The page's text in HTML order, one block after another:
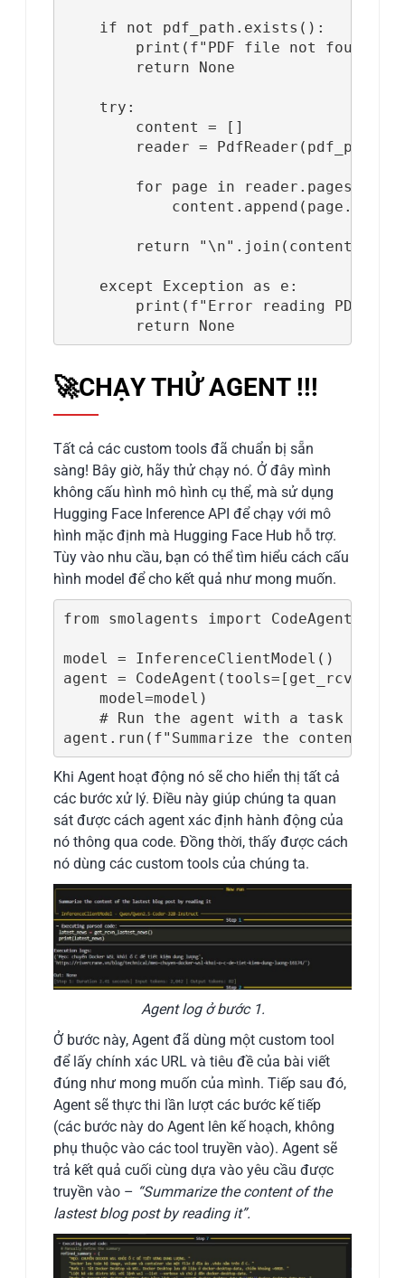
    if not pdf_path.exists():
print(f"PDF file not found:
return None
    try:
        content = []
        reader = PdfReader(pdf_path)
        for page in reader.pages[:2]:
return "\n".join(content)
    except Exception as e:
print(f"Error reading PDF:
        return None
🚀CHẠY THỬ AGENT !!!
Tất cả các custom tools đã chuẩn bị sẵn
sàng! Bây giờ, hãy thử chạy nó. Ở đây mình
không cấu hình mô hình cụ thể, mà sử dụng
Hugging Face Inference API để chạy với mô
hình mặc định mà Hugging Face Hub hỗ trợ.
Tùy vào nhu cầu, bạn có thể tìm hiểu cách cấu
hình model để cho kết quả như mong muốn.
from smolagents import CodeAgent,
model = InferenceClientModel()  #
agent =
    model=model)
    # Run the agent with a task
Khi Agent hoạt động nó sẽ cho hiển thị tất cả
các bước xử lý. Điều này giúp chúng ta quan
sát được cách agent xác định hành động của
nó thông qua code. Đồng thời, thấy được cách
nó dùng các custom tools của chúng ta.
Agent log ở bước 1.
Ở bước này, Agent đã dùng một custom tool
để lấy chính xác URL và tiêu đề của bài viết
đúng như mong muốn của mình. Tiếp sau đó,
Agent sẽ thực thi lần lượt các bước kế tiếp
(các bước này do Agent lên kế hoạch, không
phụ thuộc vào các tool truyền vào). Agent sẽ
trả kết quả cuối cùng dựa vào yêu cầu được
truyền vào – “Summarize the content of the
lastest blog post by reading it”.